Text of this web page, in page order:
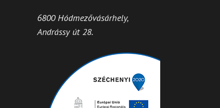
6800 Hódmezővásárhely,
Andrássy út 28.